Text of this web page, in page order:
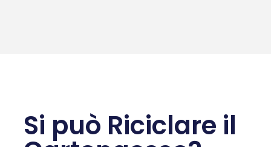
Si può Riciclare il